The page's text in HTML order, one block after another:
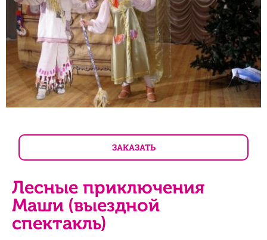
ЗАКАЗАТЬ
Лесные приключения
Маши (выездной
спектакль)